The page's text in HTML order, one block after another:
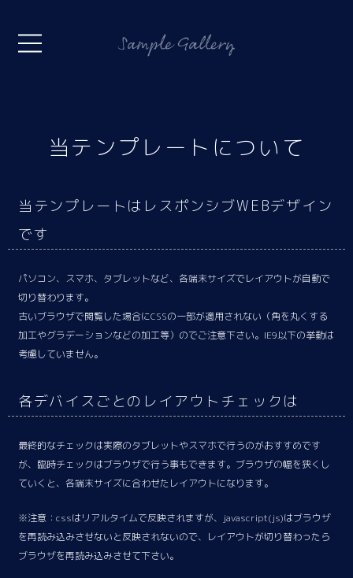
当テンプレートについて
当テンプレートはレスポンシブWEBデザイン
です
パソコン、スマホ、タブレットなど、各端末サイズでレイアウトが自動で
切り替わります。
古いブラウザで閲覧した場合にCSSの一部が適用されない（角を丸くする
加工やグラデーションなどの加工等）のでご注意下さい。IE9以下の挙動は
考慮していません。
各デバイスごとのレイアウトチェックは
最終的なチェックは実際のタブレットやスマホで行うのがおすすめです
が、臨時チェックはブラウザで行う事もできます。ブラウザの幅を狭くし
ていくと、各端末サイズに合わせたレイアウトになります。
※注意：cssはリアルタイムで反映されますが、javascript(js)はブラウザ
を再読み込みさせないと反映されないので、レイアウトが切り替わったら
ブラウザを再読み込みさせて下さい。